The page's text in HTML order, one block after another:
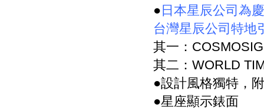
●日本星辰公司為
台灣星辰公司特地
其一：
其二：WORLD
●設計風格獨特，
●星座顯示錶面